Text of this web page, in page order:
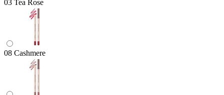
03 Tea Rose
08 Cashmere